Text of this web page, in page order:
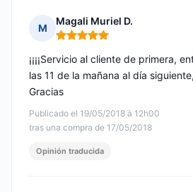
M
Magali Muriel D.
Nota: 5 de 5
Publicado el 19/05/2018 à 12h00
tras una compra de 17/05/2018
¡¡¡¡Servicio al cliente de primera,
las 11 de la mañana al día
Gracias
Opinión traducida